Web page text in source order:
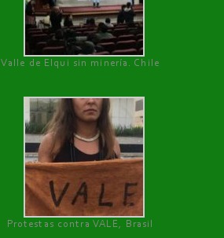
Valle de Elqui sin minería. Chile
Protestas contra VALE, Brasil